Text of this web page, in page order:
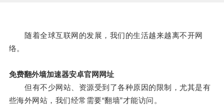
随着全球互联网的发展，我们的生活越来越离不开网
络。
免费翻外墙加速器安卓官网网址
但有不少网站、资源受到了各种原因的限制，尤其是有
些海外网站，我们经常需要“翻墙”才能访问。